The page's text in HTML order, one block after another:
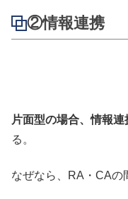
②情報連携
片面型の場合、情報
る。
なぜなら、RA・CAの